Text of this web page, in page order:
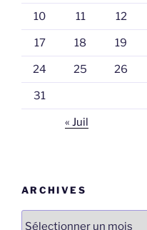
10 11 12
17 18 19
24 25 26
31
« Juil
ARCHIVES